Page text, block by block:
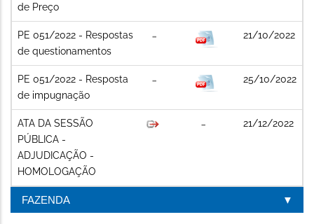
de Preço
PE 051/2022 - Respostas
de questionamentos
21/10/2022
PE 051/2022 - Resposta
de impugnação
25/10/2022
ATA DA SESSÃO
PÚBLICA -
ADJUDICAÇÃO -
HOMOLOGAÇÃO
21/12/2022
FAZENDA